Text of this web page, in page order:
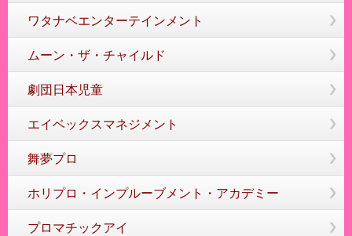
ワタナベエンターテインメント
ムーン・ザ・チャイルド
劇団日本児童
エイベックスマネジメント
舞夢プロ
ホリプロ・インプルーブメント・アカデミー
プロマチックアイ